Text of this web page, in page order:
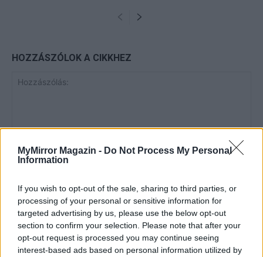
MyMirror Magazin - Do Not Process My Personal
Information
If you wish to opt-out of the sale, sharing to third parties, or
processing of your personal or sensitive information for
targeted advertising by us, please use the below opt-out
section to confirm your selection. Please note that after your
opt-out request is processed you may continue seeing
interest-based ads based on personal information utilized by
HOZZÁSZÓLOK A CIKKHEZ